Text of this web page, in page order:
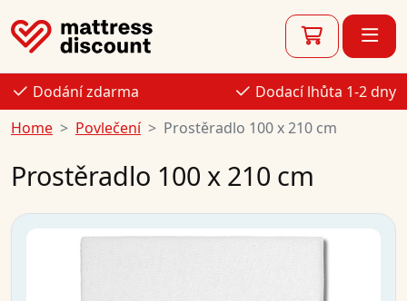
Dodání zdarma
Dodací lhůta 1-2 dny
Home
Povlečení Prostěradlo 100 x 210 cm
Prostěradlo 100 x 210 cm